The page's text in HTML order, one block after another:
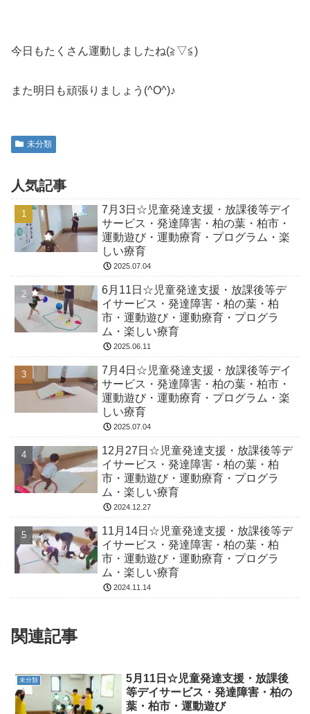
今日もたくさん運動しましたね(≧▽≦)
また明日も頑張りましょう(^O^)♪
未分類
人気記事
7月3日☆児童発達支援・放課後等デイ
サービス・発達障害・柏の葉・柏市・
運動遊び・運動療育・プログラム・楽
しい療育
2025.07.04
6月11日☆児童発達支援・放課後等デ
イサービス・発達障害・柏の葉・柏
市・運動遊び・運動療育・プログラ
ム・楽しい療育
2025.06.11
7月4日☆児童発達支援・放課後等デイ
サービス・発達障害・柏の葉・柏市・
運動遊び・運動療育・プログラム・楽
しい療育
2025.07.04
12月27日☆児童発達支援・放課後等デ
イサービス・発達障害・柏の葉・柏
市・運動遊び・運動療育・プログラ
ム・楽しい療育
2024.12.27
11月14日☆児童発達支援・放課後等デ
イサービス・発達障害・柏の葉・柏
市・運動遊び・運動療育・プログラ
ム・楽しい療育
2024.11.14
関連記事
未分類
5月11日☆児童発達支援・放課後
等デイサービス・発達障害・柏の
葉・柏市・運動遊び